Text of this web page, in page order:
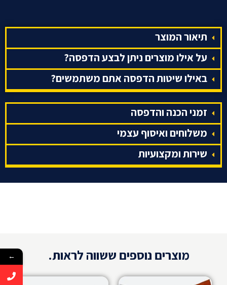
תיאור המוצר
על אילו מוצרים ניתן לבצע הדפסה?
באילו שיטות הדפסה אתם משתמשים?
זמני הכנה והדפסה
משלוחים ואיסוף עצמי
שירות ומקצועיות
מוצרים נוספים ששווה לראות. ←